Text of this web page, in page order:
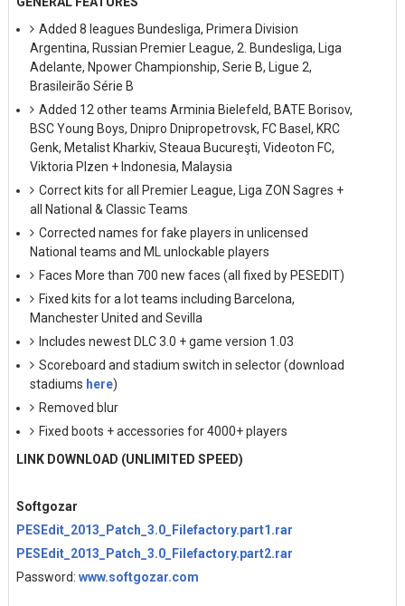
Added 8 leagues Bundesliga, Primera Division
Argentina, Russian Premier League, 2. Bundesliga, Liga
Adelante, Npower Championship, Serie B, Ligue 2,
Brasileirão Série B
Added 12 other teams Arminia Bielefeld, BATE Borisov,
BSC Young Boys, Dnipro Dnipropetrovsk, FC Basel, KRC
Genk, Metalist Kharkiv, Steaua Bucureşti, Videoton FC,
Viktoria Plzen + Indonesia, Malaysia
Correct kits for all Premier League, Liga ZON Sagres +
all National & Classic Teams
Corrected names for fake players in unlicensed
National teams and ML unlockable players
Faces More than 700 new faces (all fixed by PESEDIT)
Fixed kits for a lot teams including Barcelona,
Manchester United and Sevilla
Includes newest DLC 3.0 + game version 1.03
Scoreboard and stadium switch in selector (download
stadiums here)
Removed blur
Fixed boots + accessories for 4000+ players
LINK DOWNLOAD (UNLIMITED SPEED)
Softgozar
PESEdit_2013_Patch_3.0_Filefactory.part1.rar
PESEdit_2013_Patch_3.0_Filefactory.part2.rar
Password: www.softgozar.com